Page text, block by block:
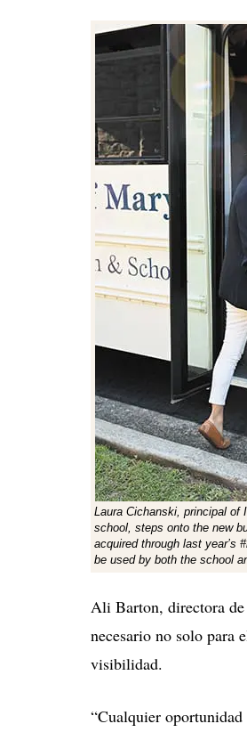
Laura Cichanski, principal of
school, steps onto the new
acquired through last year’s
be used by both the school
Ali Barton, directora de
necesario no solo para
visibilidad.
“Cualquier oportunidad